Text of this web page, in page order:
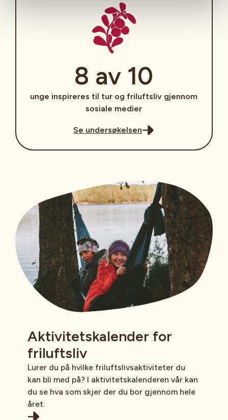
8 av 10
unge inspireres til tur og friluftsliv gjennom
sosiale medier
Se undersøkelsen
Aktivitetskalender for
friluftsliv
Lurer du på hvilke friluftslivsaktiviteter du
kan bli med på? I aktivitetskalenderen vår kan
du se hva som skjer der du bor gjennom hele
året.